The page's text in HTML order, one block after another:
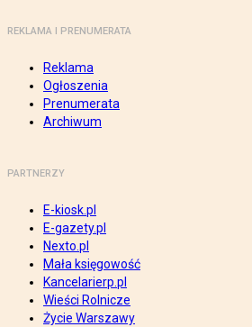
REKLAMA I PRENUMERATA
Reklama
Ogłoszenia
Prenumerata
Archiwum
PARTNERZY
E-kiosk.pl
E-gazety.pl
Nexto.pl
Mała księgowość
Kancelarierp.pl
Wieści Rolnicze
Życie Warszawy